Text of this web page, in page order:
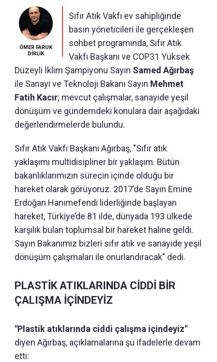
ÖMER FARUK
DİRLİK
Sıfır Atık Vakfı ev sahipliğinde
basın yöneticileri ile gerçekleşen
sohbet programında, Sıfır Atık
Vakfı Başkanı ve COP31 Yüksek
Düzeyli İklim Şampiyonu Sayın Samed Ağırbaş
ile Sanayi ve Teknoloji Bakanı Sayın Mehmet
Fatih Kacır; mevcut çalışmalar, sanayide yeşil
dönüşüm ve gündemdeki konulara dair aşağıdaki
değerlendirmelerde bulundu.
Sıfır Atık Vakfı Başkanı Ağırbaş, "Sıfır atık
yaklaşımı multidisipliner bir yaklaşım. Bütün
bakanlıklarımızın sürecin içinde olduğu bir
hareket olarak görüyoruz. 2017’de Sayın Emine
Erdoğan Hanımefendi liderliğinde başlayan
hareket, Türkiye’de 81 ilde, dünyada 193 ülkede
karşılık bulan toplumsal bir hareket haline geldi.
Sayın Bakanımız bizleri sıfır atık ve sanayide yeşil
dönüşüm çalışmaları ile onurlandıracak" dedi.
PLASTİK ATIKLARINDA CİDDİ BİR
ÇALIŞMA İÇİNDEYİZ
"Plastik atıklarında ciddi çalışma içindeyiz"
diyen Ağırbaş, açıklamalarına şu ifadelerle devam
etti: